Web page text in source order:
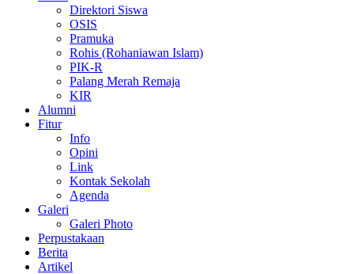
Direktori Siswa
OSIS
Pramuka
Rohis (Rohaniawan Islam)
PIK-R
Palang Merah Remaja
KIR
Alumni
Fitur
Info
Opini
Link
Kontak Sekolah
Agenda
Galeri
Galeri Photo
Perpustakaan
Berita
Artikel